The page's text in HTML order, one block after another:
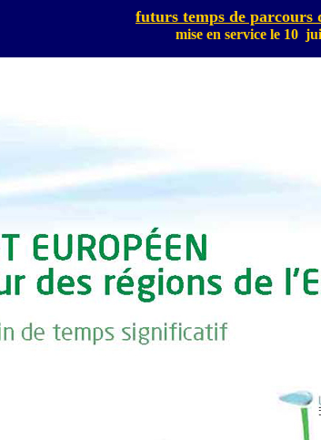
futurs temps de parcours
mise en service le 10